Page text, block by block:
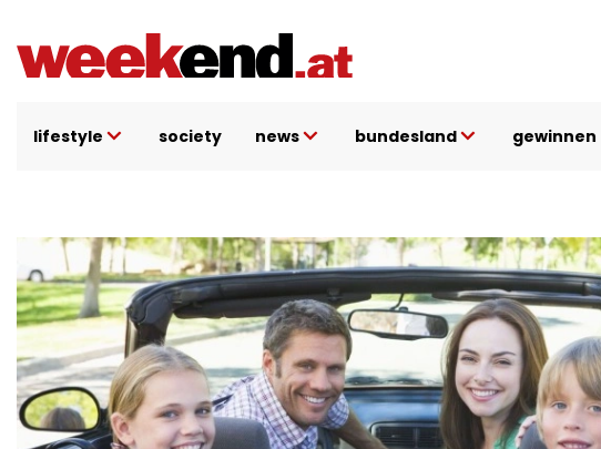
Inhalt
lifestyle society news bundesland gewinnen